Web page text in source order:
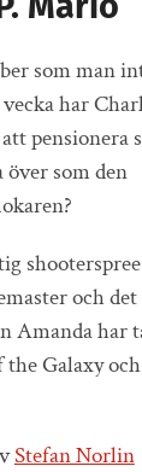
som man
har
pensionera
som den
och
Amanda har
the Galaxy
Stefan Norlin